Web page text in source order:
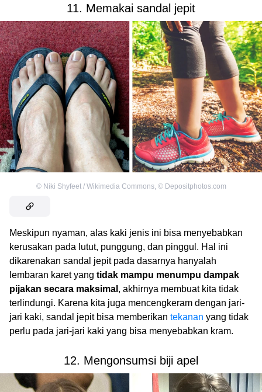
11. Memakai sandal jepit
© Niki Shyfeet / Wikimedia Commons, © Depositphotos.com
Meskipun nyaman, alas kaki jenis ini bisa menyebabkan
kerusakan pada lutut, punggung, dan pinggul. Hal ini
dikarenakan sandal jepit pada dasarnya hanyalah
lembaran karet yang tidak mampu menumpu dampak
pijakan secara maksimal , akhirnya membuat kita tidak
terlindungi. Karena kita juga mencengkeram dengan jari-
jari kaki, sandal jepit bisa memberikan tekanan yang tidak
perlu pada jari-jari kaki yang bisa menyebabkan kram.
12. Mengonsumsi biji apel